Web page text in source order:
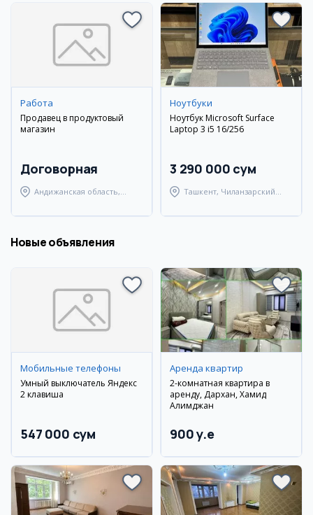
Работа
Продавец в продуктовый
магазин
Договорная
Андижанская область,
Ноутбуки
Ноутбук Microsoft Surface
Laptop 3 i5 16/256
3 290 000 сум
Ташкент, Чиланзарский
Новые объявления
Мобильные телефоны
Умный выключатель Яндекс
2 клавиша
547 000 сум
Аренда квартир
2-комнатная квартира в
аренду, Дархан, Хамид
Алимджан
900 y.e